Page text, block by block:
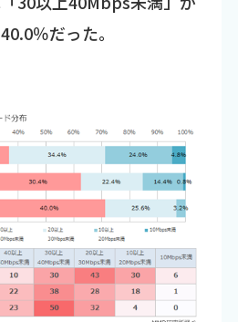
％だった。